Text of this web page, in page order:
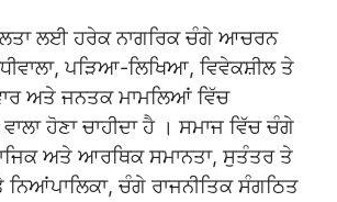
ਲਈ ਹਰੇਕ ਨਾਗਰਿਕ ਚੰਗੇ ਆਚਰਨ
ਪੜਿਆ-ਲਿਖਿਆ, ਵਿਵੇਕਸ਼ੀਲ ਤੇ
ਅਤੇ ਜਨਤਕ ਮਾਮਲਿਆਂ ਵਿੱਚ
ਹੋਣਾ ਚਾਹੀਦਾ ਹੈ । ਸਮਾਜ ਵਿੱਚ ਚੰਗੇ
ਅਤੇ ਆਰਥਿਕ ਸਮਾਨਤਾ, ਸੁਤੰਤਰ ਤੇ
ਚੰਗੇ ਰਾਜਨੀਤਿਕ ਸੰਗਠਿਤ